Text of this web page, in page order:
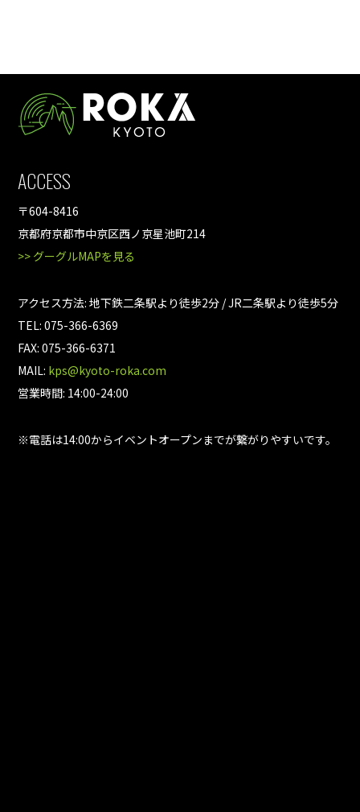
ACCESS
〒604-8416
京都府京都市中京区西ノ京星池町214
>> グーグルMAPを見る
アクセス方法: 地下鉄二条駅より徒歩2分 / JR二条駅より徒歩5分
TEL: 075-366-6369
FAX: 075-366-6371
MAIL: kps@kyoto-roka.com
営業時間: 14:00-24:00
※電話は14:00からイベントオープンまでが繋がりやすいです。